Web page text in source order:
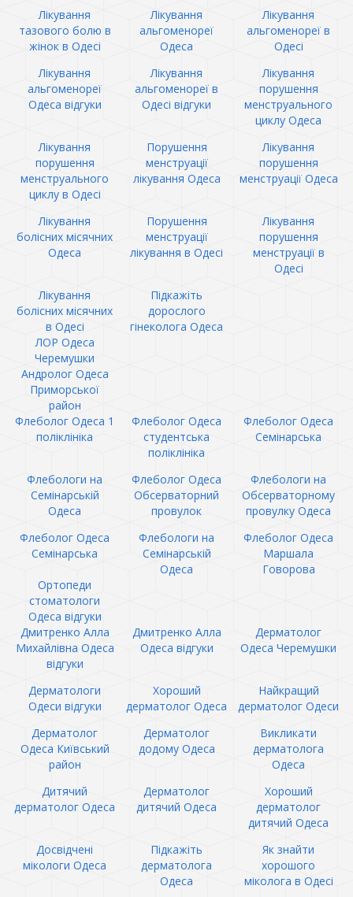
Лікування
тазового болю в
жінок в Одесі
Лікування
альгоменореї
Одеса
Лікування
альгоменореї в
Одесі
Лікування
альгоменореї
Одеса відгуки
Лікування
альгоменореї в
Одесі відгуки
Лікування
порушення
менструального
циклу Одеса
Лікування
порушення
менструального
циклу в Одесі
Порушення
менструації
лікування Одеса
Лікування
порушення
менструації Одеса
Лікування
болісних місячних
Одеса
Порушення
менструації
лікування в Одесі
Лікування
порушення
менструації в
Одесі
Лікування
болісних місячних
в Одесі
Підкажіть
дорослого
гінеколога Одеса
ЛОР Одеса
Черемушки
Андролог Одеса
Приморської
район
Флеболог Одеса 1
поліклініка
Флеболог Одеса
студентська
поліклініка
Флеболог Одеса
Семінарська
Флебологи на
Семінарській
Одеса
Флеболог Одеса
Обсерваторний
провулок
Флебологи на
Обсерваторному
провулку Одеса
Флеболог Одеса
Семінарська
Флебологи на
Семінарській
Одеса
Флеболог Одеса
Маршала
Говорова
Ортопеди
стоматологи
Одеса відгуки
Дмитренко Алла
Михайлівна Одеса
відгуки
Дмитренко Алла
Одеса відгуки
Дерматолог
Одеса Черемушки
Дерматологи
Одеси відгуки
Хороший
дерматолог Одеса
Найкращий
дерматолог Одеси
Дерматолог
Одеса Київський
район
Дерматолог
додому Одеса
Викликати
дерматолога
Одеса
Дитячий
дерматолог Одеса
Дерматолог
дитячий Одеса
Хороший
дерматолог
дитячий Одеса
Досвідчені
мікологи Одеса
Підкажіть
дерматолога
Одеса
Як знайти
хорошого
міколога в Одесі